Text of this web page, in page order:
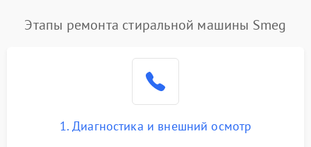
Замена платы управления Подробнее →
Этапы ремонта стиральной машины Smeg
1. Диагностика и внешний осмотр